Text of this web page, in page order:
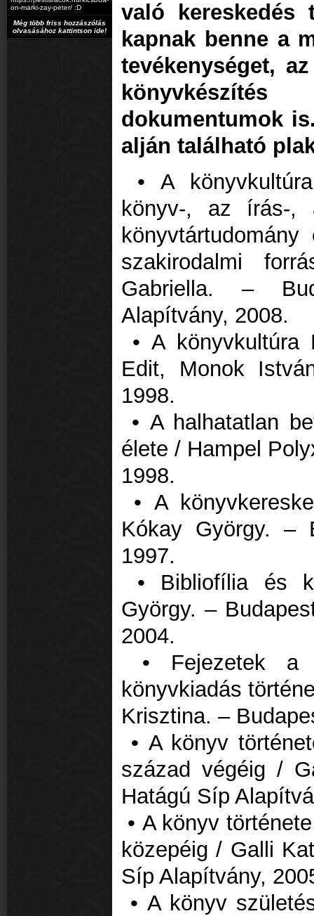
on-marki-zay-peter/ :D
Még több friss hozzászólás
olvasásához kattintson ide!
való kereskedés
kapnak benne a
tevékenységet,
dokumentumok
alján található
• A
könyv-, az írás-,
szakirodalmi
Gabriella. –
Alapítvány, 2008.
• A könyvkultúra
Edit, Monok
1998.
• A halhatatlan
élete / Hampel
1998.
• A
Kókay György. –
1997.
• Bibliofília és
György. –
2004.
• Fejezetek a
könyvkiadás
Krisztina. –
• A könyv
század végéig /
Hatágú Síp
• A könyv
közepéig / Galli
Síp Alapítvány,
• A könyv